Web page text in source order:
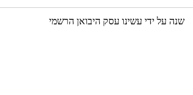
שנה על ידי עשינו עסק היבואן הרשמי